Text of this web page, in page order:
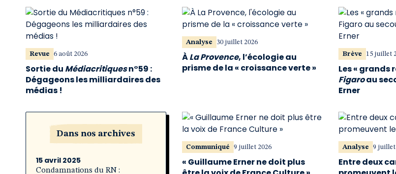
Revue 6 août 2026
Sortie du Médiacritiquesn°59 :
Dégageons les milliardaires des
médias !
Analyse 30 juillet 2026
ÀLa Provence, l’écologie au
prisme de la « croissance verte »
Brève 15 juillet
Les « grands
Figaroau
Erner
Dans nos archives
15 avril 2025
Condamnations du RN :
Communiqué 9 juillet 2026
« Guillaume Erner ne doit plus
Analyse 9 juillet
Entre deux